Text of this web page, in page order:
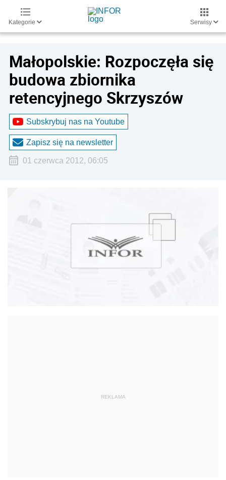
Kategorie Serwisy
Małopolskie: Rozpoczęła się
budowa zbiornika
retencyjnego Skrzyszów
Subskrybuj nas na Youtube
Zapisz się na newsletter
01 czerwca 2012, 06:05